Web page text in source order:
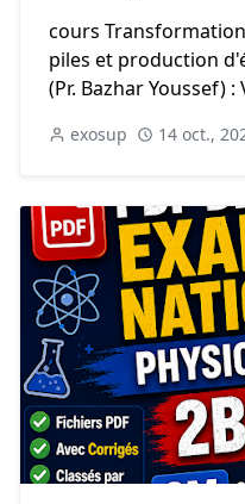
cours
piles et production
(Pr. Bazhar Youssef) :
exosup 14 oct.,